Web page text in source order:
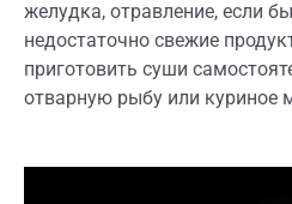
желудка, отравление, если
недостаточно свежие
приготовить суши
отварную рыбу или куриное